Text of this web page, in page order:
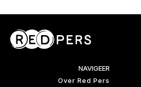
NAVIGEER
Over Red Pers